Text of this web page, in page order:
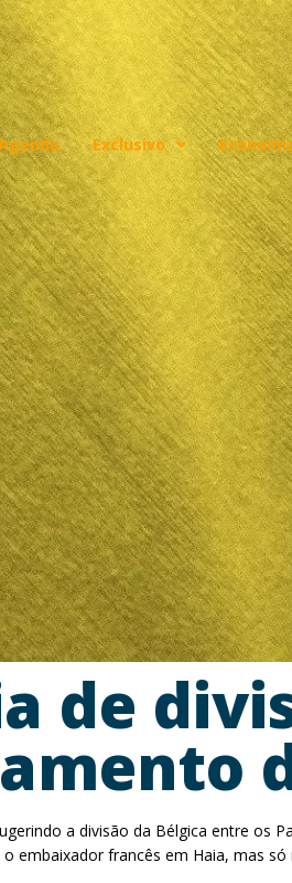
Exclusivo
de
a divisão da Bélgica entre os
embaixador francês em Haia, mas